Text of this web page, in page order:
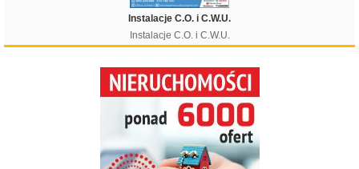
Instalacje C.O. i C.W.U.
Instalacje C.O. i C.W.U.